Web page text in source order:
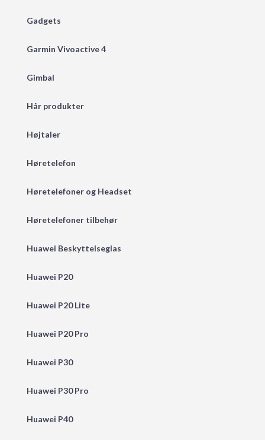
Gadgets
Garmin Vivoactive 4
Gimbal
Hår produkter
Højtaler
Høretelefon
Høretelefoner og Headset
Høretelefoner tilbehør
Huawei Beskyttelseglas
Huawei P20
Huawei P20 Lite
Huawei P20 Pro
Huawei P30
Huawei P30 Pro
Huawei P40